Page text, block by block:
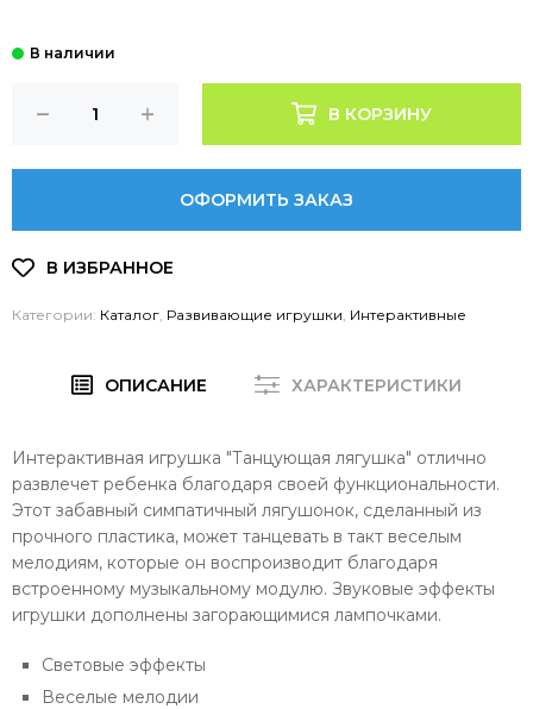
В КОРЗИНУ
ОФОРМИТЬ ЗАКАЗ
Категории: Каталог Развивающие игрушки Интерактивные
ОПИСАНИЕ ХАРАКТЕРИСТИКИ
Интерактивная игрушка "Танцующая лягушка" отлично
развлечет ребенка благодаря своей функциональности.
Этот забавный симпатичный лягушонок, сделанный из
прочного пластика, может танцевать в такт веселым
мелодиям, которые он воспроизводит благодаря
встроенному музыкальному модулю. Звуковые эффекты
игрушки дополнены загорающимися лампочками.
Световые эффекты
Веселые мелодии